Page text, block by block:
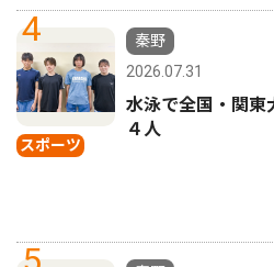
4
スポーツ
秦野
2026.07.31
水泳で全国・関
４人